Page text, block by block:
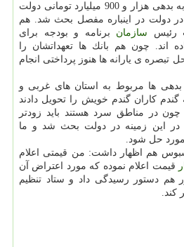
امروز هیات دولت با اشاره به بدهی هزار و 900 میلیارد تومانی دولت
در دولت در اینباره مفصل بحث شد. هم
رئیس سازمان برنامه و بودجه برای
اند. چون هم بانك ها تعهداتشان را
تبصره ی یارانه ها هنوز پرداختی انجام
بدهی ها مربوط به استان های غربی و
كاران گندم خویش را تحویل دادند
چون در مناطق سرد هستند باید زودتر
این زمینه در دولت بحث شد و ما
مورد حل شود.
هم اظهار داشت: من قیمتی اعلام
قیمت اعلام نموده كه مورد اعتراض آن
دستور رسیدگی داد و ستاد تنظیم
كند.